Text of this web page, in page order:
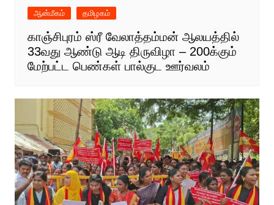
ஆன்மீகம் தமிழகம்
காஞ்சிபுரம் ஸ்ரீ வேலாத்தம்மன் ஆலயத்தில்
33வது ஆண்டு ஆடி திருவிழா – 200க்கும்
மேற்பட்ட பெண்கள் பால்குட ஊர்வலம்